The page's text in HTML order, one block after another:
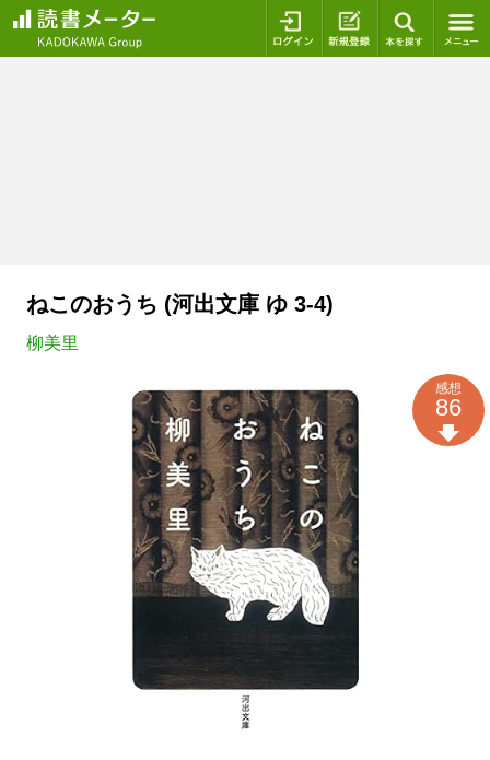
ログイン 新規登録
ねこのおうち (河出文庫 ゆ 3-4)
柳美里
感想
86